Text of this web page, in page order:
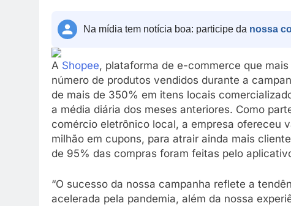
Na mídia tem notícia boa: participe da nossa
A Shopee, plataforma de e-commerce que
número de produtos vendidos durante a
de mais de 350% em itens locais
a média diária dos meses anteriores. Como
comércio eletrônico local, a empresa ofereceu
milhão em cupons, para atrair ainda mais
de 95% das compras foram feitas pelo
“O sucesso da nossa campanha reflete a
acelerada pela pandemia, além da nossa